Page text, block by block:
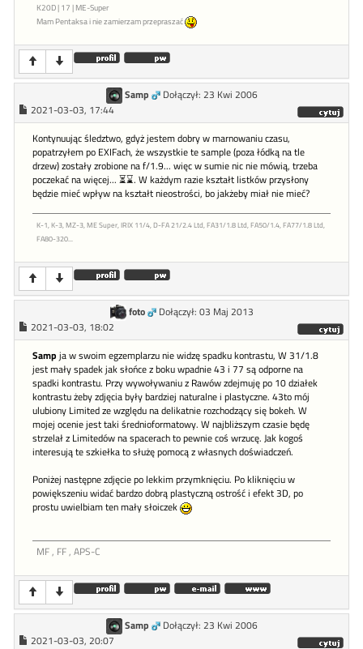
K20D | 17 | ME-Super
Mam Pentaksa i nie zamierzam przepraszać
Samp
Dołączył: 23 Kwi 2006
2021-03-03, 17:44
Kontynuując śledztwo, gdyż jestem dobry w marnowaniu czasu,
popatrzyłem po EXIFach, że wszystkie te sample (poza łódką na tle
drzew) zostały zrobione na f/1.9... więc w sumie nic nie mówią, trzeba
poczekać na więcej... ⏳⌛. W każdym razie kształt listków przysłony
będzie mieć wpływ na kształt nieostrości, bo jakżeby miał nie mieć?
K-1, K-3, MZ-3, ME Super, IRIX 11/4, D-FA 21/2.4 Ltd, FA31/1.8 Ltd, FA50/1.4, FA77/1.8 Ltd,
FA80-320...
foto
Dołączył: 03 Maj 2013
2021-03-03, 18:02
Samp ja w swoim egzemplarzu nie widzę spadku kontrastu, W 31/1.8
jest mały spadek jak słońce z boku wpadnie 43 i 77 są odporne na
spadki kontrastu. Przy wywoływaniu z Rawów zdejmuję po 10 działek
kontrastu żeby zdjęcia były bardziej naturalne i plastyczne. 43to mój
ulubiony Limited ze względu na delikatnie rozchodzący się bokeh. W
mojej ocenie jest taki średnioformatowy. W najbliższym czasie będę
strzelał z Limitedów na spacerach to pewnie coś wrzucę. Jak kogoś
interesują te szkiełka to służę pomocą z własnych doświadczeń.
Poniżej następne zdjęcie po lekkim przymknięciu. Po kliknięciu w
powiększeniu widać bardzo dobrą plastyczną ostrość i efekt 3D, po
prostu uwielbiam ten mały słoiczek
MF , FF , APS-C
Samp
Dołączył: 23 Kwi 2006
2021-03-03, 20:07